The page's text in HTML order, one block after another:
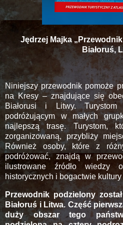
Jędrzej Majka
Białoruś,
Niniejszy przewodnik pomoże
na Kresy – znajdujące się
Białorusi i Litwy.
podróżującym w małych
najlepszą trasę. Turystom,
zorganizowaną, przybliży
Również osoby, które z
podróżować, znajdą w
ilustrowane źródło wiedzy
historycznych i bogactwie
Przewodnik podzielony
Białoruś i Litwa. Część
duży obszar tego